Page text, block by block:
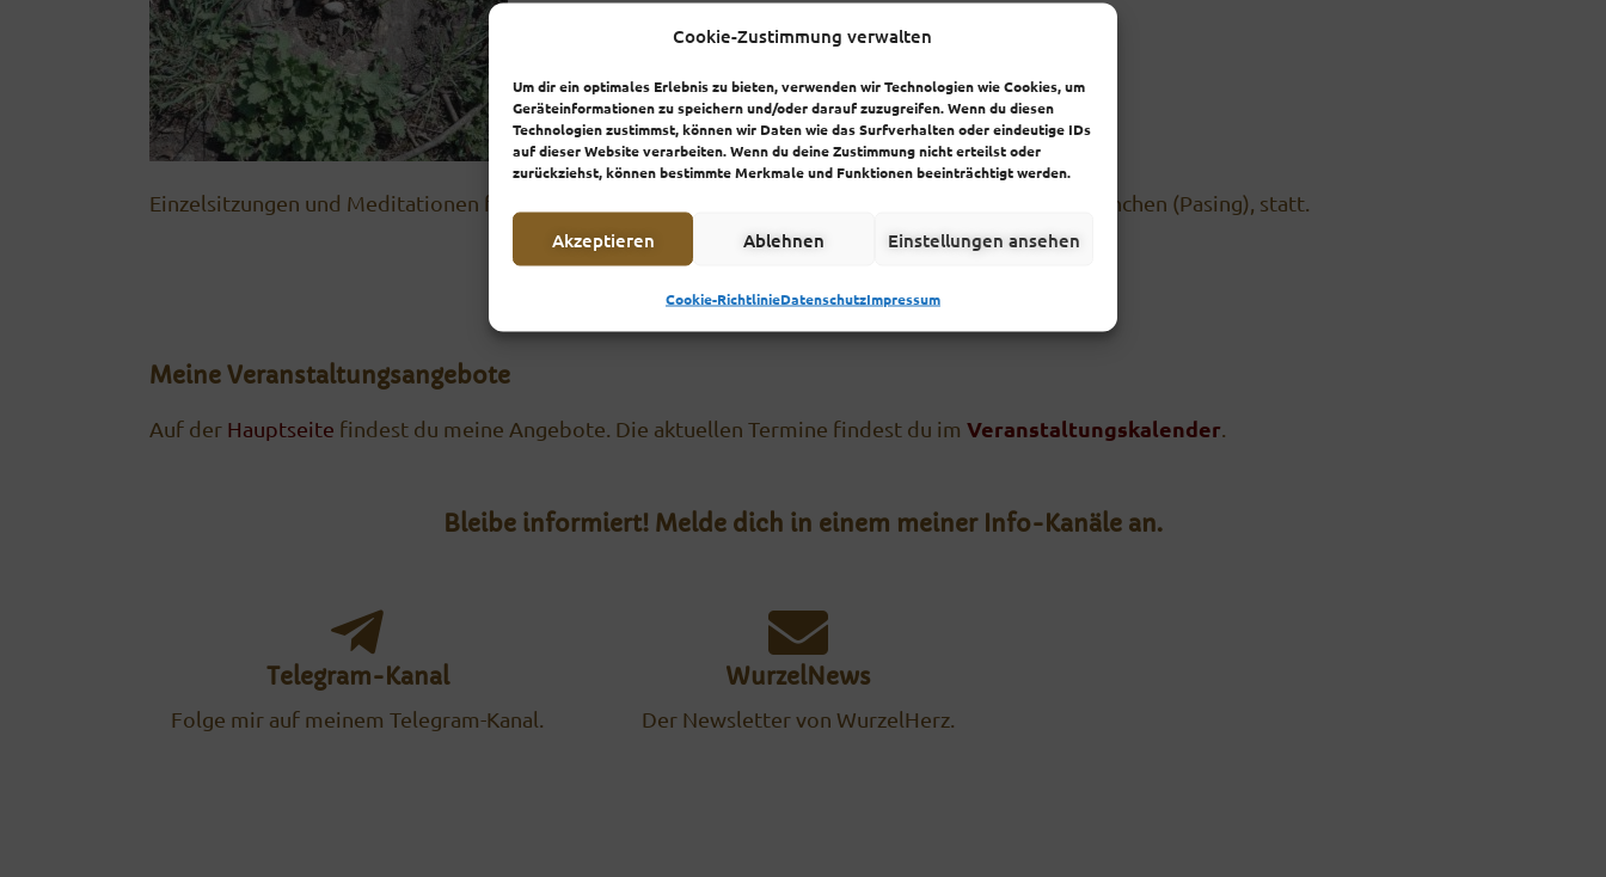
Cookie-Zustimmung verwalten
Um dir ein optimales Erlebnis zu bieten, verwenden wir Technologien wie Cookies, um
Geräteinformationen zu speichern und/oder darauf zuzugreifen. Wenn du diesen
Technologien zustimmst, können wir Daten wie das Surfverhalten oder eindeutige IDs
auf dieser Website verarbeiten. Wenn du deine Zustimmung nicht erteilst oder
zurückziehst, können bestimmte Merkmale und Funktionen beeinträchtigt werden.
Akzeptieren Ablehnen Einstellungen ansehen
Cookie-RichtlinieDatenschutzImpressum
Einzelsitzungen und Meditationen finden in der Praxisgemeinschaft, Gleichmannstraße 1, 81241 München (Pasing), statt.
Meine Veranstaltungsangebote
Auf der Hauptseite findest du meine Angebote. Die aktuellen Termine findest du im Veranstaltungskalender
Bleibe informiert! Melde dich in einem meiner Info-Kanäle an.
Telegram-Kanal
Folge mir auf meinem Telegram-Kanal.
WurzelNews
Der Newsletter von WurzelHerz.